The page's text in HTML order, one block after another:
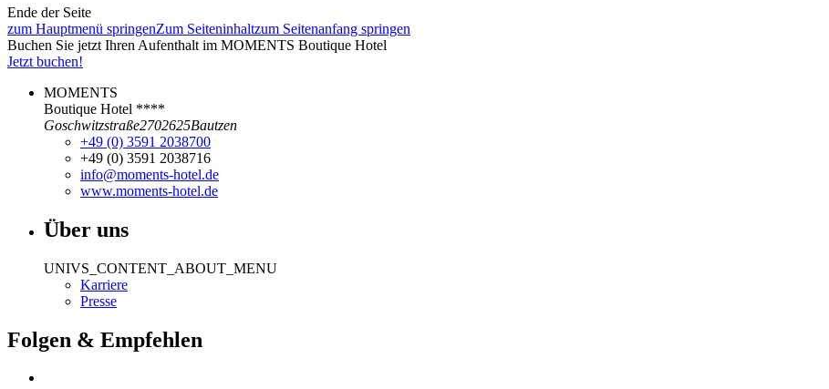
Ende der Seite
zum Hauptmenü springenZum Seiteninhaltzum Seitenanfang springen
Buchen Sie jetzt Ihren Aufenthalt im MOMENTS Boutique Hotel
Jetzt buchen!
MOMENTS
Boutique Hotel ****
Goschwitzstraße2702625Bautzen
+49 (0) 3591 2038700
+49 (0) 3591 2038716
info@moments-hotel.de
www.moments-hotel.de
Über uns
UNIVS_CONTENT_ABOUT_MENU
Karriere
Presse
Folgen & Empfehlen